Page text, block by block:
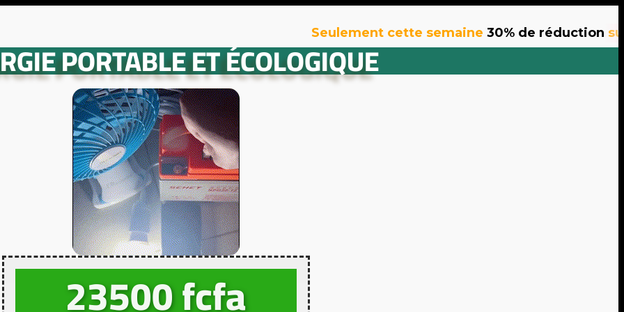
Seulement cette semaine30% de réductionsur
PORTABLE ET ÉCOLOGIQUE
23500 fcfa